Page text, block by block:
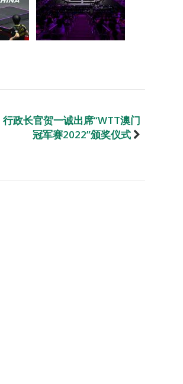
行政长官贺一诚出席“WTT澳门
冠军赛2022”颁奖仪式